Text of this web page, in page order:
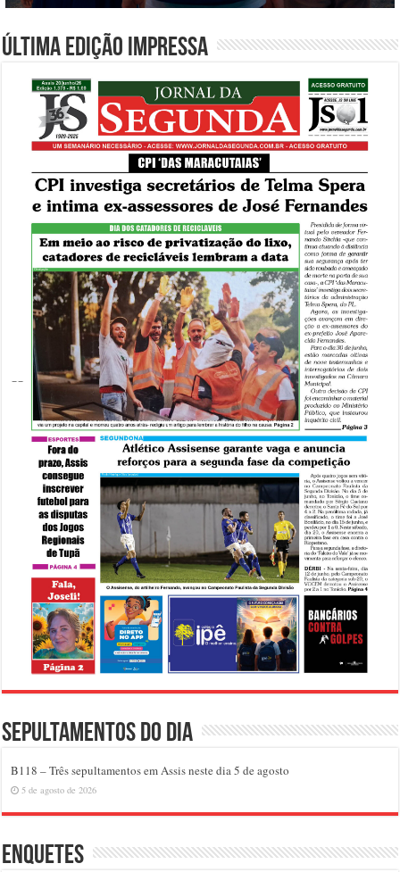
Última edição impressa
Sepultamentos do dia
B118 – Três sepultamentos em Assis neste dia 5 de agosto
5 de agosto de 2026
Enquetes